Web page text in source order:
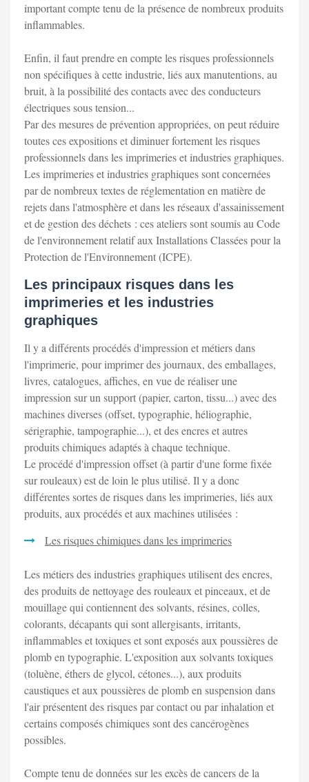
important compte tenu de la présence de nombreux produits
inflammables.
Enfin, il faut prendre en compte les risques professionnels
non spécifiques à cette industrie, liés aux manutentions, au
bruit, à la possibilité des contacts avec des conducteurs
électriques sous tension...
Par des mesures de prévention appropriées, on peut réduire
toutes ces expositions et diminuer fortement les risques
professionnels dans les imprimeries et industries graphiques.
Les imprimeries et industries graphiques sont concernées
par de nombreux textes de réglementation en matière de
rejets dans l'atmosphère et dans les réseaux d'assainissement
et de gestion des déchets : ces ateliers sont soumis au Code
de l'environnement relatif aux Installations Classées pour la
Protection de l'Environnement (ICPE).
Les principaux risques dans les
imprimeries et les industries
graphiques
Il y a différents procédés d'impression et métiers dans
l'imprimerie, pour imprimer des journaux, des emballages,
livres, catalogues, affiches, en vue de réaliser une
impression sur un support (papier, carton, tissu...) avec des
machines diverses (offset, typographie, héliographie,
sérigraphie, tampographie...), et des encres et autres
produits chimiques adaptés à chaque technique.
Le procédé d'impression offset (à partir d'une forme fixée
sur rouleaux) est de loin le plus utilisé. Il y a donc
différentes sortes de risques dans les imprimeries, liés aux
produits, aux procédés et aux machines utilisées :
Les risques chimiques dans les imprimeries
Les métiers des industries graphiques utilisent des encres,
des produits de nettoyage des rouleaux et pinceaux, et de
mouillage qui contiennent des solvants, résines, colles,
colorants, décapants qui sont allergisants, irritants,
inflammables et toxiques et sont exposés aux poussières de
plomb en typographie. L'exposition aux solvants toxiques
(toluène, éthers de glycol, cétones...), aux produits
caustiques et aux poussières de plomb en suspension dans
l'air présentent des risques par contact ou par inhalation et
certains composés chimiques sont des cancérogènes
possibles.
Compte tenu de données sur les excès de cancers de la